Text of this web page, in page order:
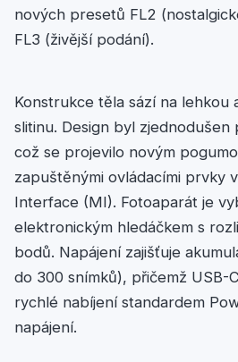
nových presetů FL2
FL3 (živější podání).
Konstrukce těla sází na lehkou
slitinu. Design byl
což se projevilo novým
zapuštěnými ovládacími prvky
Interface (MI). Fotoaparát je
elektronickým hledáčkem s
bodů. Napájení zajišťuje
do 300 snímků), přičemž
rychlé nabíjení standardem
napájení.